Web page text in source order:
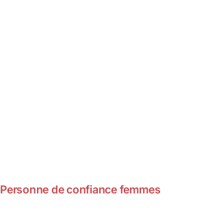
Personne de confiance femmes